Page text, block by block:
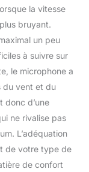
eux à
la vitesse
bruyant.
un peu
à suivre sur
le microphone a
du vent et du
donc d’une
ne rivalise pas
L’adéquation
de votre type de
de confort